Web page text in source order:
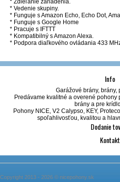
* Zdieľanie zariadenia.
* Vedenie skupiny.
* Funguje s Amazon Echo, Echo Dot,
* Funguje s Google Home
* Pracuje s IFTTT
* Kompatibilný s Amazon Alexa.
* Podpora diaľkového ovládania 433
Info
Garážové brány, brány,
Predávame kvalitné a overené
brány a pre
Pohony NICE, V2 Calypso, KEY,
spoľahlivosťou, kvalitou a
Dodanie
Kontakt
Copyright 2013 - 2026 © nicepohony.sk